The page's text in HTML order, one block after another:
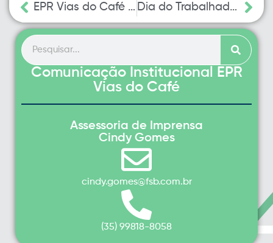
Comunicação Institucional EPR
Vias do Café
Assessoria de Imprensa
Cindy Gomes
cindy.gomes@fsb.com.br
(35) 99818-8058
EPR Vias do Café leva ação de segurança viária à SIPAT da Copasa em Alfenas Dia do Trabalhador: EPR Sul de Minas e EPR Vias do Café reforçam operação com atendimento 24 horas, todos os dias; veja os melhores horários para viajar